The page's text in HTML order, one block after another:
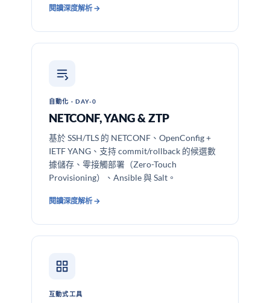
閱讀深度解析 →
自動化 · DAY-0
NETCONF, YANG & ZTP
基於 SSH/TLS 的 NETCONF、OpenConfig +
IETF YANG、支持 commit/rollback 的候選數
據儲存、零接觸部署（Zero-Touch
Provisioning）、Ansible 與 Salt。
閱讀深度解析 →
互動式工具